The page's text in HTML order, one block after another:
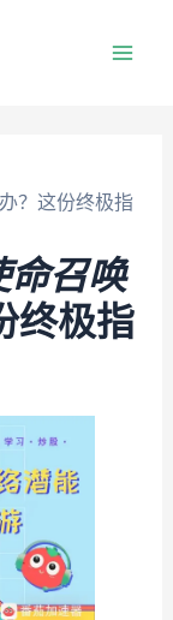
？这份终极指
命召唤
终极指